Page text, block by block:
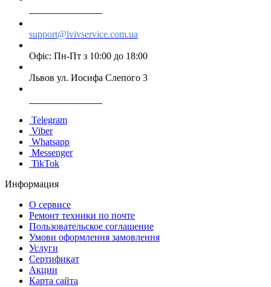
support@lvivservice.com.ua
Офіс: Пн-Пт з 10:00 до 18:00
Львов ул. Иосифа Слепого 3
Telegram
Viber
Whatsapp
Messenger
TikTok
Информация
О сервисе
Ремонт техники по почте
Пользовательское соглашение
Умови оформлення замовлення
Услуги
Сертификат
Акции
Карта сайта